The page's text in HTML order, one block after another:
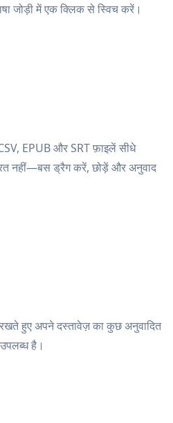
जोड़ी में एक क्लिक से स्विच करें।
EPUB और SRT फ़ाइलें सीधे
नहीं—बस ड्रैग करें, छोड़ें और अनुवाद
हुए अपने दस्तावेज़ का कुछ अनुवादित
है।